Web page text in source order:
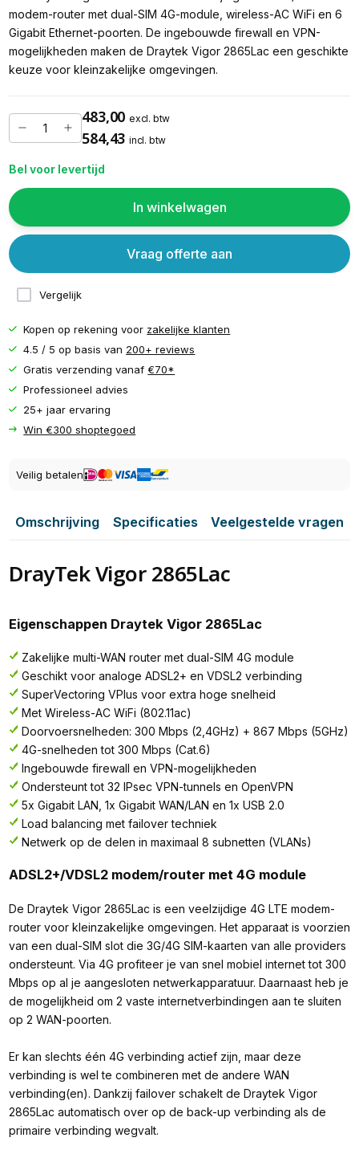
modem-router met dual-SIM 4G-module, wireless-AC WiFi en 6
Gigabit Ethernet-poorten. De ingebouwde firewall en VPN-
mogelijkheden maken de Draytek Vigor 2865Lac een geschikte
keuze voor kleinzakelijke omgevingen.
483,00 excl. btw
584,43 incl. btw
Bel voor levertijd
In winkelwagen
Vergelijk
Vraag offerte aan
Kopen op rekening voor zakelijke klanten
4.5 / 5 op basis van 200+ reviews
Gratis verzending vanaf€70*
Professioneel advies
25+ jaar ervaring
Win €300 shoptegoed
Veilig betalen
Omschrijving Specificaties Veelgestelde vragen
DrayTek Vigor 2865Lac
Eigenschappen Draytek Vigor 2865Lac
Zakelijke multi-WAN router met dual-SIM 4G module
Geschikt voor analoge ADSL2+ en VDSL2 verbinding
SuperVectoring VPlus voor extra hoge snelheid
Met Wireless-AC WiFi (802.11ac)
Doorvoersnelheden: 300 Mbps (2,4GHz) + 867 Mbps (5GHz)
4G-snelheden tot 300 Mbps (Cat.6)
Ingebouwde firewall en VPN-mogelijkheden
Ondersteunt tot 32 IPsec VPN-tunnels en OpenVPN
5x Gigabit LAN, 1x Gigabit WAN/LAN en 1x USB 2.0
Load balancing met failover techniek
Netwerk op de delen in maximaal 8 subnetten (VLANs)
ADSL2+/VDSL2 modem/router met 4G module
De Draytek Vigor 2865Lac is een veelzijdige 4G LTE modem-
router voor kleinzakelijke omgevingen. Het apparaat is voorzien
van een dual-SIM slot die 3G/4G SIM-kaarten van alle providers
ondersteunt. Via 4G profiteer je van snel mobiel internet tot 300
Mbps op al je aangesloten netwerkapparatuur. Daarnaast heb je
de mogelijkheid om 2 vaste internetverbindingen aan te sluiten
op 2 WAN-poorten.
Er kan slechts één 4G verbinding actief zijn, maar deze
verbinding is wel te combineren met de andere WAN
verbinding(en). Dankzij failover schakelt de Draytek Vigor
2865Lac automatisch over op de back-up verbinding als de
primaire verbinding wegvalt.